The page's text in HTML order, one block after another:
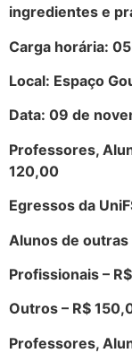
ingredientes e
Carga horária:
Local: Espaço
Data: 09 de
Professores,
120,00
Egressos da
Alunos de outras
Profissionais –
Outros – R$
Professores,